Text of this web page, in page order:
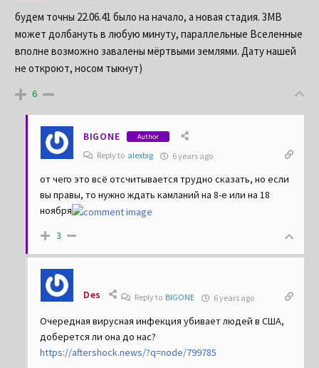
будем точны 22.06.41 было на начало, а новая стадия. 3МВ
может долбануть в любую минуту, параллельные Вселенные
вполне возможно завалены мёртвыми землями. Дату нашей
не откроют, носом тыкнут)
6
BIGONE Author
Reply to alexbig 6 years ago
от чего это всё отсчитывается трудно сказать, но если
вы правы, то нужно ждать камланий на 8-е или на 18
ноября
3
Des Reply to BIGONE 6 years ago
Очередная вирусная инфекция убивает людей в США,
доберется ли она до нас?
https://aftershock.news/?q=node/799785